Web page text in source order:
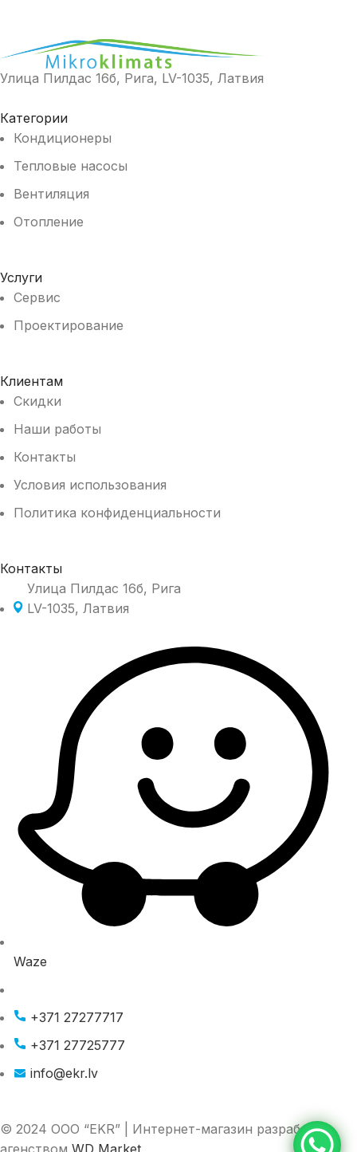
Улица Пилдас 16б, Рига, LV-1035, Латвия
Категории
Кондиционеры
Тепловые насосы
Вентиляция
Отопление
Услуги
Сервис
Проектирование
Клиентам
Скидки
Наши работы
Контакты
Условия использования
Политика конфиденциальности
Контакты
Улица Пилдас 16б, Рига
LV-1035, Латвия
Waze
+371 27277717
+371 27725777
info@ekr.lv
© 2024 ООО “EKR” | Интернет-магазин разработан